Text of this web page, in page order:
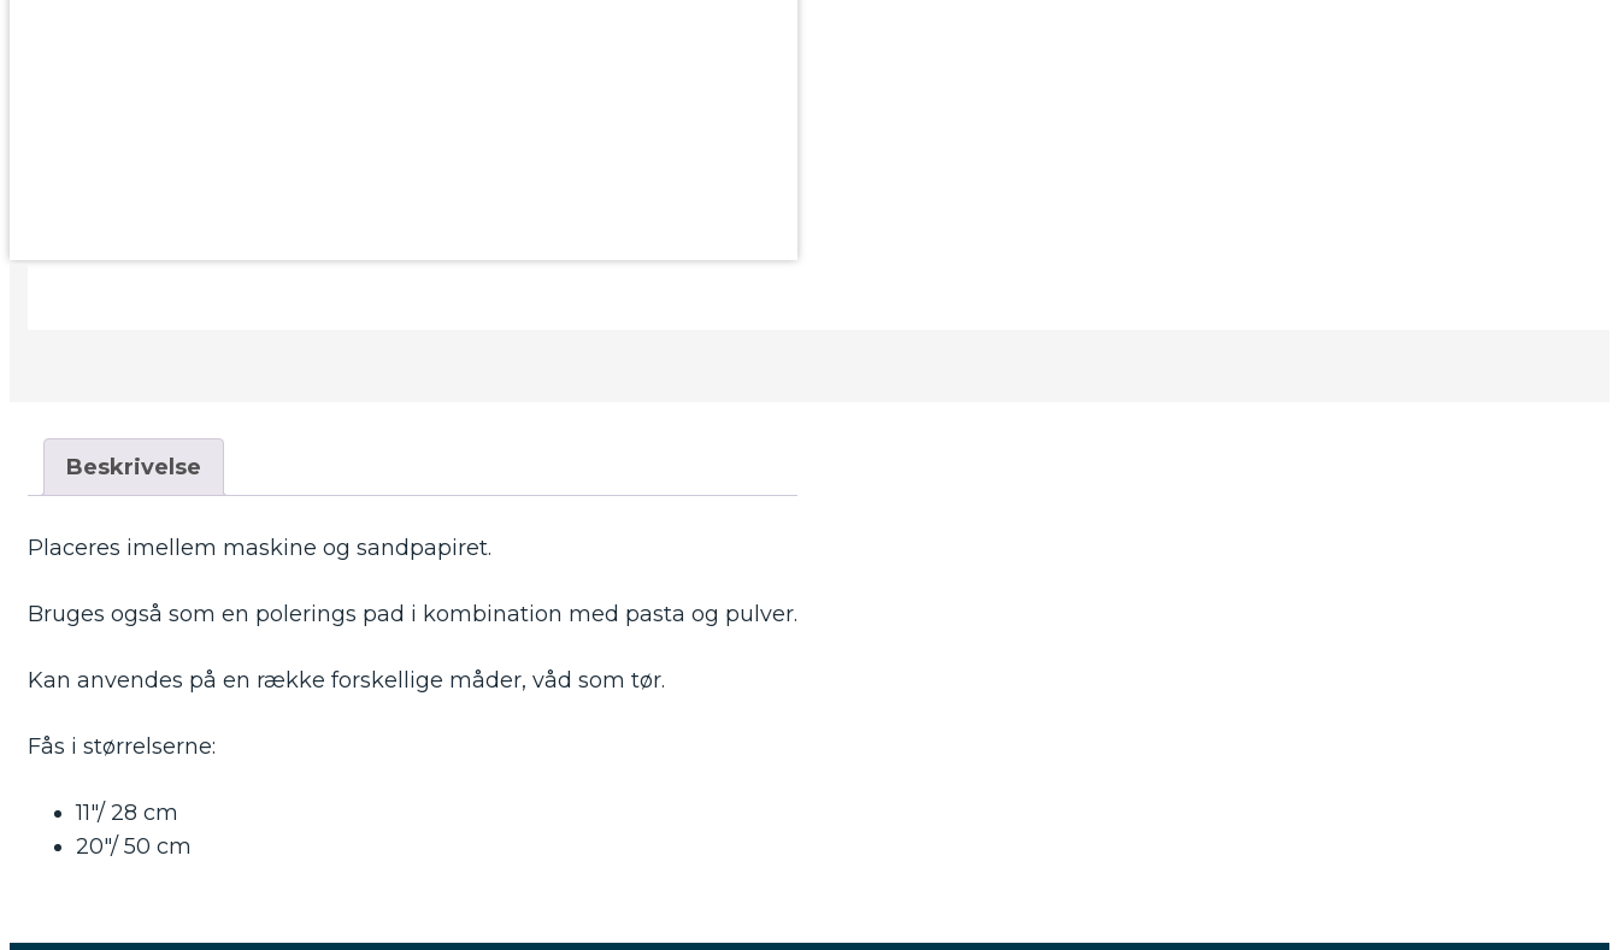
Beskrivelse
Placeres imellem maskine og sandpapiret.
Bruges også som en polerings pad i kombination med pasta og pulver.
Kan anvendes på en række forskellige måder, våd som tør.
Fås i størrelserne:
11″/ 28 cm
20″/ 50 cm